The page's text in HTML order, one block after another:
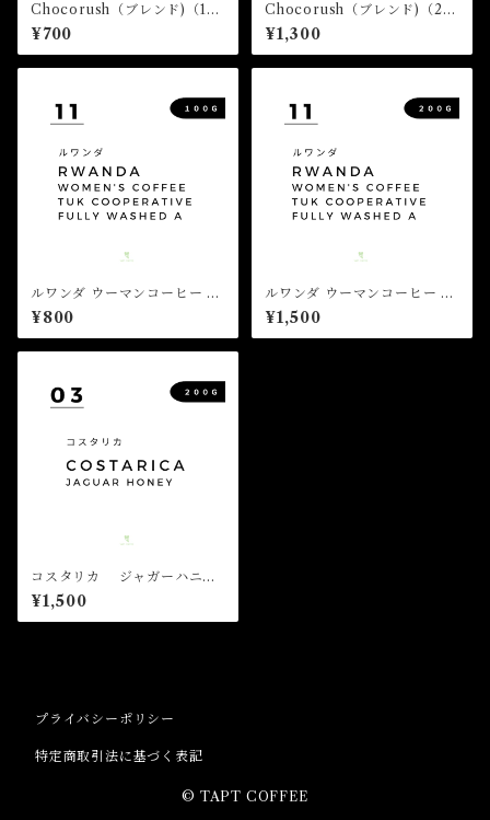
Chocorush（ブレンド)（10
0g）
¥700
Chocorush（ブレンド)（20
0g）
¥1,300
ルワンダ ウーマンコーヒー T
UK農協 フリーウォッシュ A
（100g）
¥800
ルワンダ ウーマンコーヒー T
UK農協 フリーウォッシュ A
（200g）
¥1,500
コスタリカ ジャガーハニー
（200g）
¥1,500
プライバシーポリシー
特定商取引法に基づく表記
© TAPT COFFEE